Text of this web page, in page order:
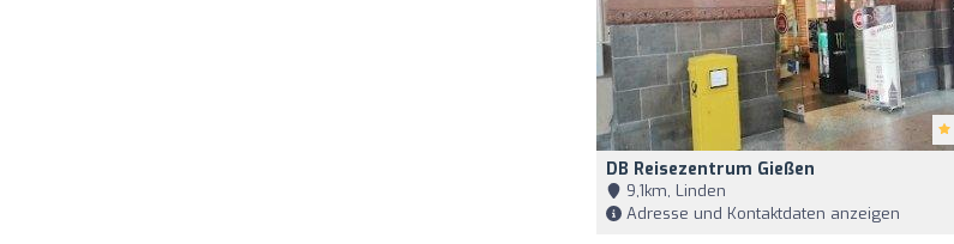
DB Reisezentrum Gießen
9,1km, Linden
Adresse und Kontaktdaten anzeigen